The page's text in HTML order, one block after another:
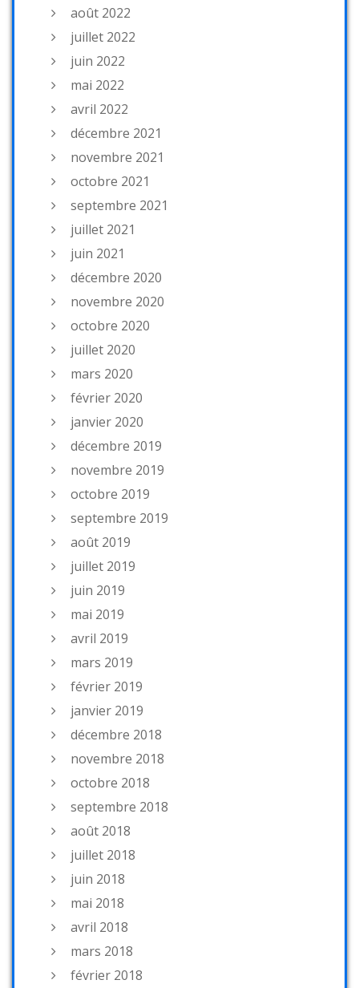
août 2022
juillet 2022
juin 2022
mai 2022
avril 2022
décembre 2021
novembre 2021
octobre 2021
septembre 2021
juillet 2021
juin 2021
décembre 2020
novembre 2020
octobre 2020
juillet 2020
mars 2020
février 2020
janvier 2020
décembre 2019
novembre 2019
octobre 2019
septembre 2019
août 2019
juillet 2019
juin 2019
mai 2019
avril 2019
mars 2019
février 2019
janvier 2019
décembre 2018
novembre 2018
octobre 2018
septembre 2018
août 2018
juillet 2018
juin 2018
mai 2018
avril 2018
mars 2018
février 2018